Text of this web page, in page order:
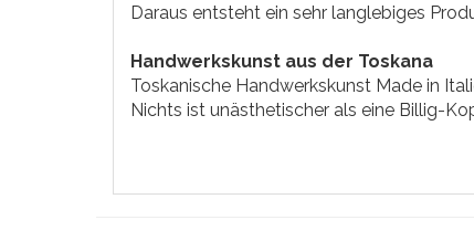
Daraus entsteht ein sehr langlebiges
Handwerkskunst aus der Toskana
Toskanische Handwerkskunst Made in
Nichts ist unästhetischer als eine Billig-